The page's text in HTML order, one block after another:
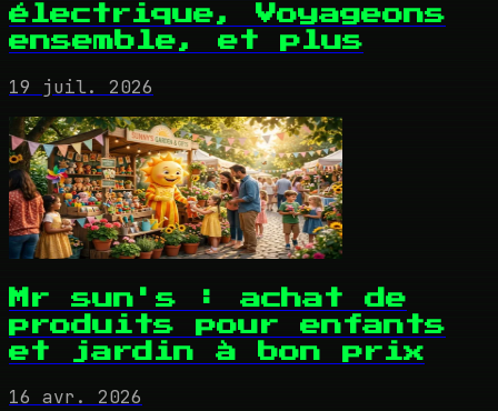
électrique, Voyageons
ensemble, et plus
19 juil. 2026
Mr sun's : achat de
produits pour enfants
et jardin à bon prix
16 avr. 2026